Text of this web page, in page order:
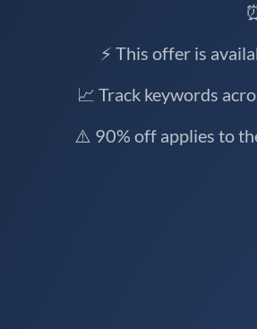
⚡ This offer is
📈 Track keywords
⚠️ 90% off applies to